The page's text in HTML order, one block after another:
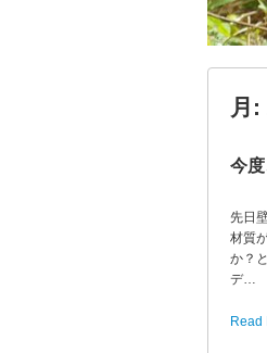
月:
今
先日
材質
か？
デ…
Read